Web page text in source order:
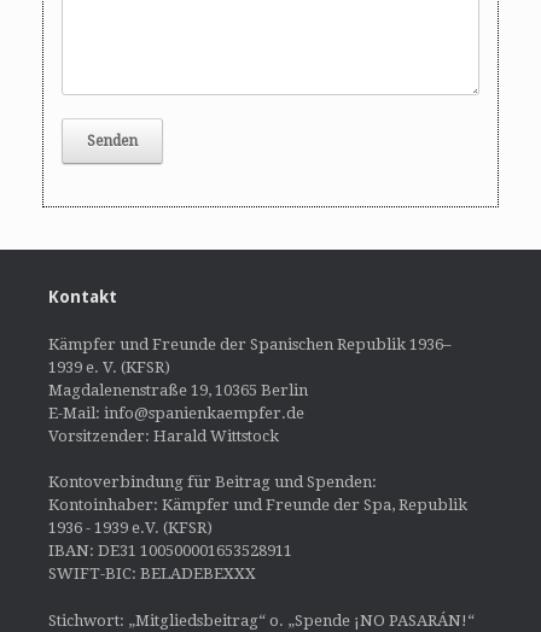
Kontakt
Kämpfer und Freunde der Spanischen Republik 1936–
1939 e. V. (KFSR)
Magdalenenstraße 19, 10365 Berlin
E-Mail: info@spanienkaempfer.de
Vorsitzender: Harald Wittstock
Kontoverbindung für Beitrag und Spenden:
Kontoinhaber: Kämpfer und Freunde der Spa, Republik
1936 - 1939 e.V. (KFSR)
IBAN: DE31 100500001653528911
SWIFT-BIC: BELADEBEXXX
Stichwort: „Mitgliedsbeitrag“ o. „Spende ¡NO PASARÁN!“